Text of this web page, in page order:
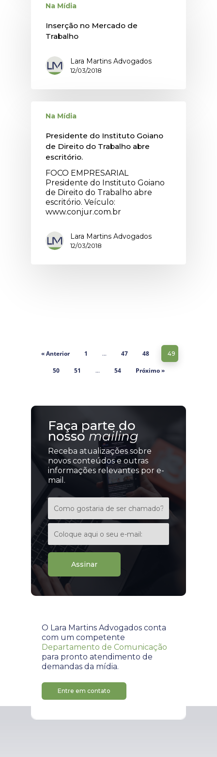
Na Mídia
Inserção no Mercado de
Trabalho
Lara Martins Advogados
12/03/2018
Na Mídia
Presidente do Instituto Goiano
de Direito do Trabalho abre
escritório.
FOCO EMPRESARIAL
Presidente do Instituto Goiano
de Direito do Trabalho abre
escritório. Veículo:
www.conjur.com.br
Lara Martins Advogados
12/03/2018
« Anterior 1 … 47 48 49
50 51 … 54 Próximo »
Faça parte do
nosso mailing
Receba atualizações sobre
novos conteúdos e outras
informações relevantes por e-
mail.
Assinar
O Lara Martins Advogados conta
com um competente
Departamento de Comunicação
para pronto atendimento de
demandas da mídia.
Entre em contato